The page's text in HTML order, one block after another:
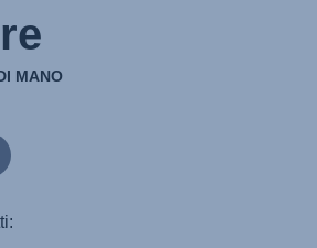
MANO